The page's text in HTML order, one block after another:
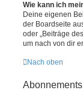
Wie kann ich
Deine eigenen
der Boardseite
oder „Beiträge
um nach von dir
Nach oben